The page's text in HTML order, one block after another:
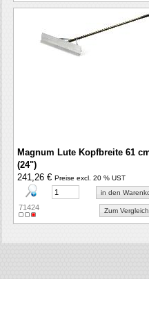
Magnum Lute Kopfbreite 61
(24")
241,26 € Preise excl. 20 % UST
in den
71424 Zum